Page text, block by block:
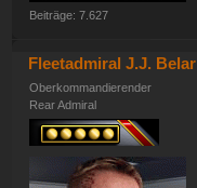
Beiträge: 7.627
Fleetadmiral J.J. Belar
Oberkommandierender
Rear Admiral